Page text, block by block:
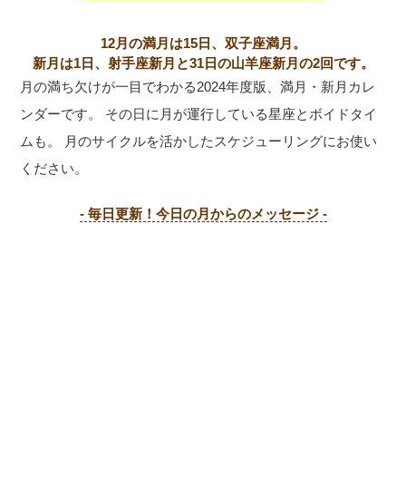
12月の満月は15日、双子座満月。
新月は1日、射手座新月と31日の山羊座新月の2回です。
月の満ち欠けが一目でわかる2024年度版、満月・新月カレ
ンダーです。
その日に月が運行している星座とボイドタイ
ムも。
月のサイクルを活かしたスケジューリングにお使い
ください。
- 毎日更新！今日の月からのメッセージ -